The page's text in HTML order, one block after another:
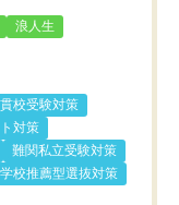
浪人生
校受験対策
対策
難関私立受験対策
校推薦型選抜対策